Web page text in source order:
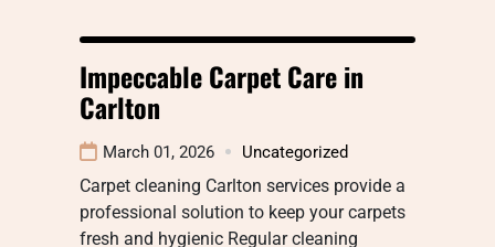
Impeccable Carpet Care in
Carlton
March 01, 2026 Uncategorized
Carpet cleaning Carlton services provide a
professional solution to keep your carpets
fresh and hygienic Regular cleaning